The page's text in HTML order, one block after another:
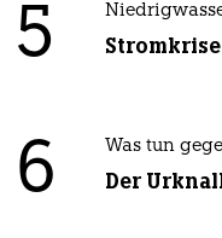
5
6 Was tun
Der